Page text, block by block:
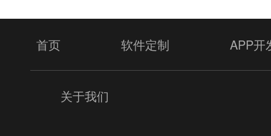
首页 软件定制 APP开
关于我们